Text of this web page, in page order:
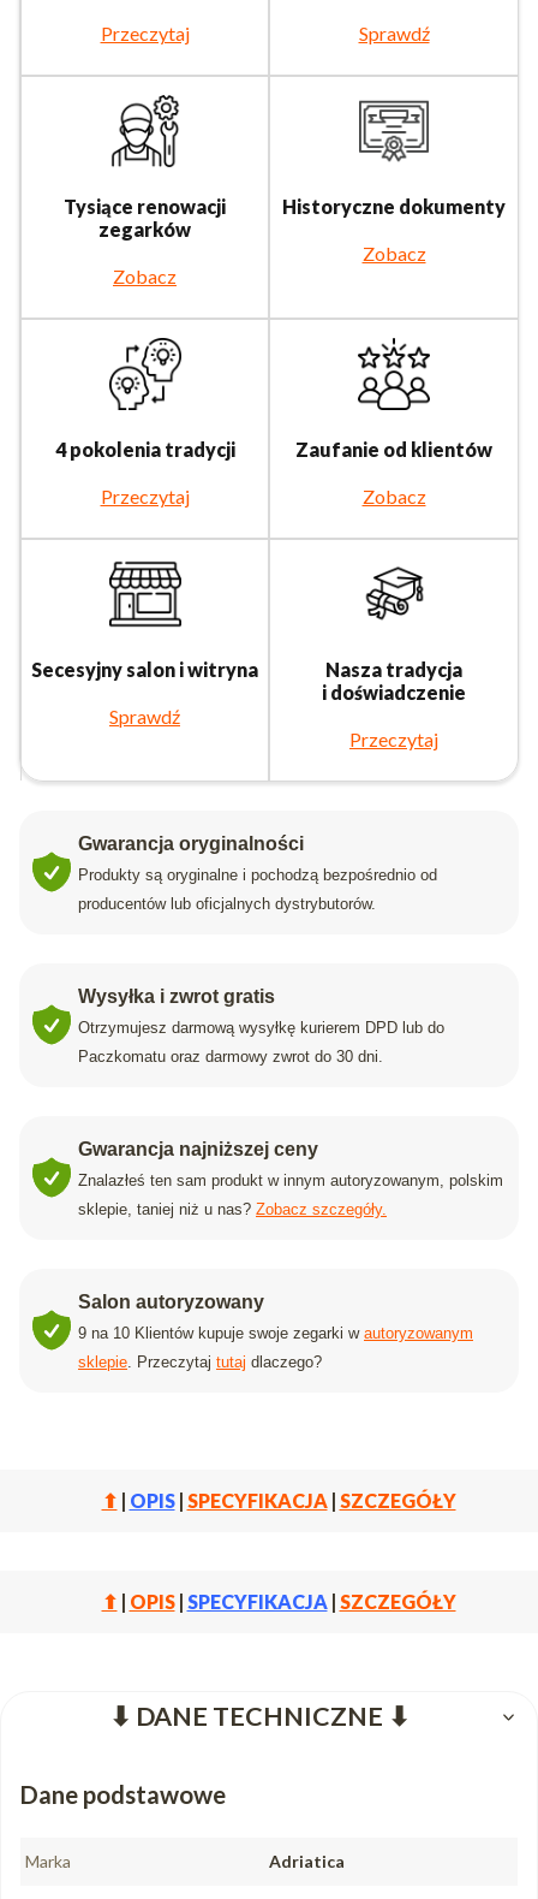
Przeczytaj Sprawdź
Tysiące renowacji
zegarków
Zobacz
Historyczne dokumenty
Zobacz
4 pokolenia tradycji
Przeczytaj
Zaufanie od klientów
Zobacz
Secesyjny salon i witryna
Sprawdź
Nasza tradycja
i doświadczenie
Przeczytaj
Gwarancja oryginalności
Produkty są oryginalne i pochodzą bezpośrednio od
producentów lub oficjalnych dystrybutorów.
Wysyłka i zwrot gratis
Otrzymujesz darmową wysyłkę kurierem DPD lub do
Paczkomatu oraz darmowy zwrot do 30 dni.
Gwarancja najniższej ceny
Znalazłeś ten sam produkt w innym autoryzowanym, polskim
sklepie, taniej niż u nas? Zobacz szczegóły.
Salon autoryzowany
9 na 10 Klientów kupuje swoje zegarki w autoryzowanym
sklepie. Przeczytaj tutaj dlaczego?
⬆ OPIS| SPECYFIKACJA| SZCZEGÓŁY
⬆ OPIS| SPECYFIKACJA| SZCZEGÓŁY
⬇ DANE TECHNICZNE ⬇
Dane podstawowe
Marka Adriatica